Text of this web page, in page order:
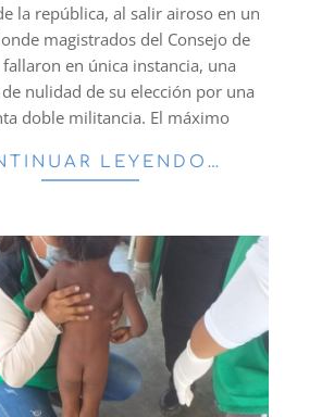
la república, al salir airoso en un
magistrados del Consejo de
fallaron en única instancia, una
nulidad de su elección por una
doble militancia. El máximo
LEYENDO…